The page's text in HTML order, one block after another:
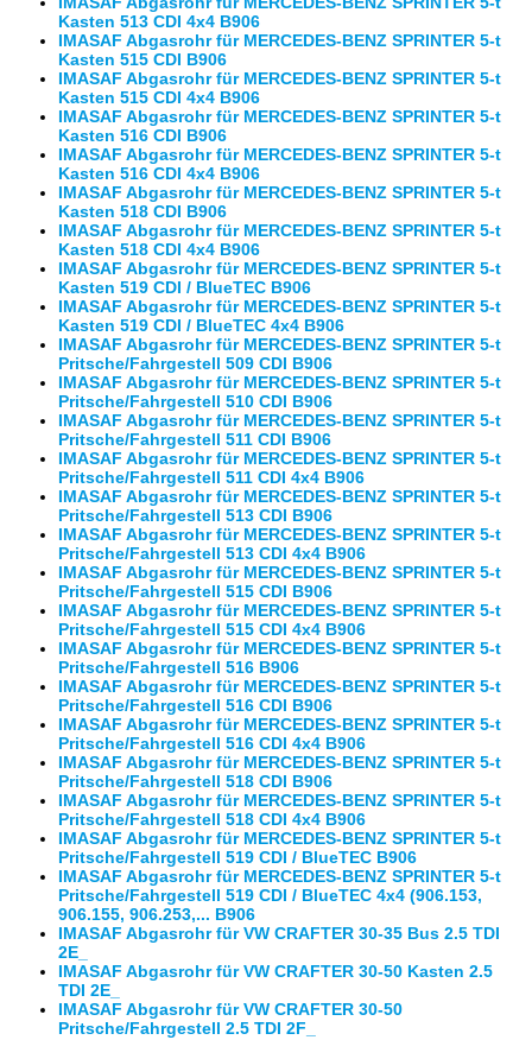
Kasten 513 CDI 4x4 B906
IMASAF Abgasrohr für MERCEDES-BENZ SPRINTER 5-t
Kasten 515 CDI B906
IMASAF Abgasrohr für MERCEDES-BENZ SPRINTER 5-t
Kasten 515 CDI 4x4 B906
IMASAF Abgasrohr für MERCEDES-BENZ SPRINTER 5-t
Kasten 516 CDI B906
IMASAF Abgasrohr für MERCEDES-BENZ SPRINTER 5-t
Kasten 516 CDI 4x4 B906
IMASAF Abgasrohr für MERCEDES-BENZ SPRINTER 5-t
Kasten 518 CDI B906
IMASAF Abgasrohr für MERCEDES-BENZ SPRINTER 5-t
Kasten 518 CDI 4x4 B906
IMASAF Abgasrohr für MERCEDES-BENZ SPRINTER 5-t
Kasten 519 CDI / BlueTEC B906
IMASAF Abgasrohr für MERCEDES-BENZ SPRINTER 5-t
Kasten 519 CDI / BlueTEC 4x4 B906
IMASAF Abgasrohr für MERCEDES-BENZ SPRINTER 5-t
Pritsche/Fahrgestell 509 CDI B906
IMASAF Abgasrohr für MERCEDES-BENZ SPRINTER 5-t
Pritsche/Fahrgestell 510 CDI B906
IMASAF Abgasrohr für MERCEDES-BENZ SPRINTER 5-t
Pritsche/Fahrgestell 511 CDI B906
IMASAF Abgasrohr für MERCEDES-BENZ SPRINTER 5-t
Pritsche/Fahrgestell 511 CDI 4x4 B906
IMASAF Abgasrohr für MERCEDES-BENZ SPRINTER 5-t
Pritsche/Fahrgestell 513 CDI B906
IMASAF Abgasrohr für MERCEDES-BENZ SPRINTER 5-t
Pritsche/Fahrgestell 513 CDI 4x4 B906
IMASAF Abgasrohr für MERCEDES-BENZ SPRINTER 5-t
Pritsche/Fahrgestell 515 CDI B906
IMASAF Abgasrohr für MERCEDES-BENZ SPRINTER 5-t
Pritsche/Fahrgestell 515 CDI 4x4 B906
IMASAF Abgasrohr für MERCEDES-BENZ SPRINTER 5-t
Pritsche/Fahrgestell 516 B906
IMASAF Abgasrohr für MERCEDES-BENZ SPRINTER 5-t
Pritsche/Fahrgestell 516 CDI B906
IMASAF Abgasrohr für MERCEDES-BENZ SPRINTER 5-t
Pritsche/Fahrgestell 516 CDI 4x4 B906
IMASAF Abgasrohr für MERCEDES-BENZ SPRINTER 5-t
Pritsche/Fahrgestell 518 CDI B906
IMASAF Abgasrohr für MERCEDES-BENZ SPRINTER 5-t
Pritsche/Fahrgestell 518 CDI 4x4 B906
IMASAF Abgasrohr für MERCEDES-BENZ SPRINTER 5-t
Pritsche/Fahrgestell 519 CDI / BlueTEC B906
IMASAF Abgasrohr für MERCEDES-BENZ SPRINTER 5-t
Pritsche/Fahrgestell 519 CDI / BlueTEC 4x4 (906.153,
906.155, 906.253,... B906
IMASAF Abgasrohr für VW CRAFTER 30-35 Bus 2.5 TDI
2E_
IMASAF Abgasrohr für VW CRAFTER 30-50 Kasten 2.5
TDI 2E_
IMASAF Abgasrohr für VW CRAFTER 30-50
Pritsche/Fahrgestell 2.5 TDI 2F_